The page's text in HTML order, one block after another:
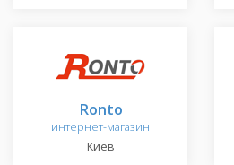
Ronto
интернет-магазин
Киев